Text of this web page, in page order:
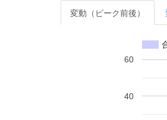
変動（ピーク前後）
40
60